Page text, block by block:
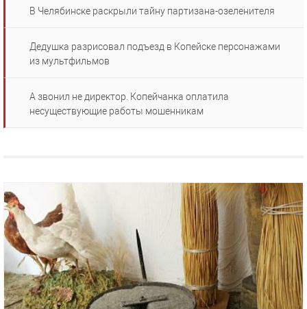
В Челябинске раскрыли тайну партизана-озеленителя
Дедушка разрисовал подъезд в Копейске персонажами
из мультфильмов
А звонил не директор. Копейчанка оплатила
несуществующие работы мошенникам